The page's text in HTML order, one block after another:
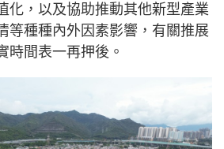
化，以及協助推動其他新型產業
等種種內外因素影響，有關推展
時間表一再押後。